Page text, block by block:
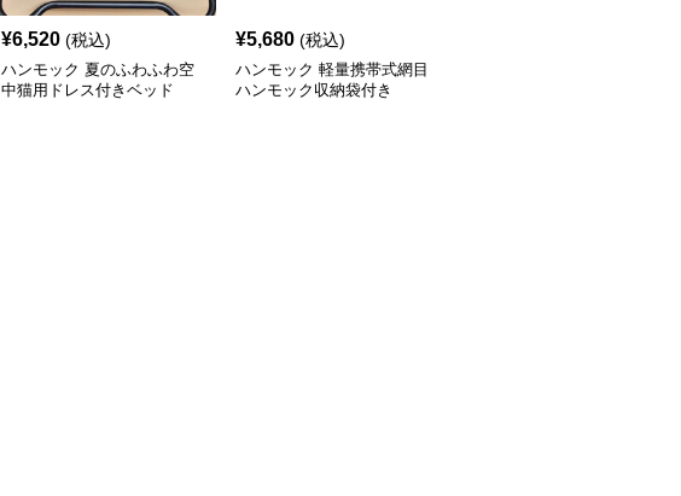
¥6,520 (税込)
ハンモック 夏のふわふわ空
中猫用ドレス付きベッド
¥5,680 (税込)
ハンモック 軽量携帯式網目
ハンモック収納袋付き